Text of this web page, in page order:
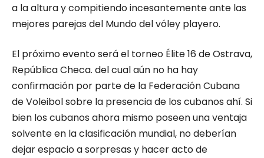
a la altura y compitiendo incesantemente ante las
mejores parejas del Mundo del vóley playero.
El próximo evento será el torneo Élite 16 de Ostrava,
República Checa. del cual aún no ha hay
confirmación por parte de la Federación Cubana
de Voleibol sobre la presencia de los cubanos ahí. Si
bien los cubanos ahora mismo poseen una ventaja
solvente en la clasificación mundial, no deberían
dejar espacio a sorpresas y hacer acto de